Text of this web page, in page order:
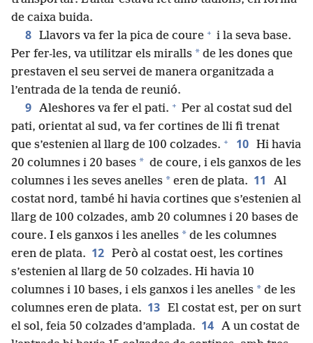
de caixa buida.
8 Llavors va fer la pica de coure + i la seva base.
Per fer-les, va utilitzar els miralls * de les dones que
prestaven el seu servei de manera organitzada a
l’entrada de la tenda de reunió.
9 Aleshores va fer el pati. + Per al costat sud del
pati, orientat al sud, va fer cortines de lli fi trenat
que s’estenien al llarg de 100 colzades. + 10 Hi havia
20 columnes i 20 bases * de coure, i els ganxos de les
columnes i les seves anelles * eren de plata. 11
Al
costat nord, també hi havia cortines que s’estenien al
llarg de 100 colzades, amb 20 columnes i 20 bases de
coure. I els ganxos i les anelles * de les columnes
eren de plata. 12 Però al costat oest, les cortines
s’estenien al llarg de 50 colzades. Hi havia 10
columnes i 10 bases, i els ganxos i les anelles * de les
columnes eren de plata. 13 El costat est, per on surt
el sol, feia 50 colzades d’amplada. 14 A un costat de